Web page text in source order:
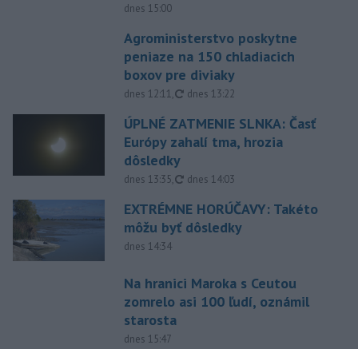
dnes 15:00
Agroministerstvo poskytne
peniaze na 150 chladiacich
boxov pre diviaky
dnes 12:11, aktualizované
dnes 13:22
ÚPLNÉ ZATMENIE SLNKA: Časť
Európy zahalí tma, hrozia
dôsledky
dnes 13:35, aktualizované
dnes 14:03
EXTRÉMNE HORÚČAVY: Takéto
môžu byť dôsledky
dnes 14:34
Na hranici Maroka s Ceutou
zomrelo asi 100 ľudí, oznámil
starosta
dnes 15:47